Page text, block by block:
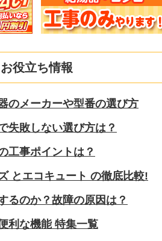
お役立ち情報
のメーカーや型番の選び方
失敗しない選び方は？
工事ポイントは？
とエコキュート の徹底比較!
るのか？故障の原因は？
利な機能 特集一覧